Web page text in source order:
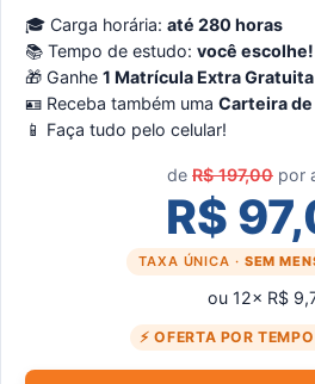
🎓 Carga horária: até 280 horas
📚 Tempo de estudo: você escolhe!
🎁 Ganhe 1 Matrícula Extra Gratuita
🪪 Receba também uma Carteira
📱 Faça tudo pelo celular!
de R$ 197,00 por
R$
TAXA ÚNICA · SEM
ou 12× R$
⚡ OFERTA POR